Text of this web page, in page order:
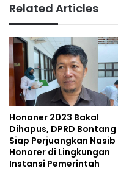
Related Articles
Hononer 2023 Bakal
Dihapus, DPRD Bontang
Siap Perjuangkan Nasib
Honorer di Lingkungan
Instansi Pemerintah